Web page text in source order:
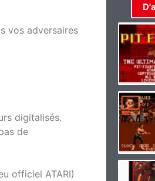
vos adversaires
digitalisés.
de
officiel ATARI)